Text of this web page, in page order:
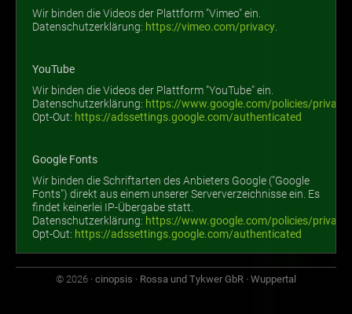
Wir binden die Videos der Plattform "Vimeo" ein.
Datenschutzerklärung: https://vimeo.com/privacy.
YouTube
Wir binden die Videos der Plattform "YouTube" ein.
Datenschutzerklärung: https://www.google.com/policies/privacy/
Opt-Out: https://adssettings.google.com/authenticated
Google Fonts
Wir binden die Schriftarten des Anbieters Google ("Google
Fonts") direkt aus einem unserer Serververzeichnisse ein. Es
findet keinerlei IP-Übergabe statt.
Datenschutzerklärung: https://www.google.com/policies/privacy/
Opt-Out: https://adssettings.google.com/authenticated
© 2026 · cinopsis · Rossa und Tykwer GbR · Wuppertal